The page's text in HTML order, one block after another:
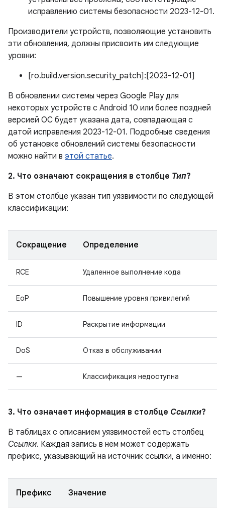
исправлению системы безопасности 2023-12-01.
Производители устройств, позволяющие установить
эти обновления, должны присвоить им следующие
уровни:
[ro.build.version.security_patch]:[2023-12-01]
В обновлении системы через Google Play для
некоторых устройств с Android 10 или более поздней
версией ОС будет указана дата, совпадающая с
датой исправления 2023-12-01. Подробные сведения
об установке обновлений системы безопасности
можно найти в этой статье.
2. Что означают сокращения в столбце Тип?
В этом столбце указан тип уязвимости по следующей
классификации:
Сокращение Определение
RCE Удаленное выполнение кода
EoP Повышение уровня привилегий
ID Раскрытие информации
DoS Отказ в обслуживании
— Классификация недоступна
3. Что означает информация в столбце Ссылки?
В таблицах с описанием уязвимостей есть столбец
Ссылки. Каждая запись в нем может содержать
префикс, указывающий на источник ссылки, а именно:
Префикс Значение